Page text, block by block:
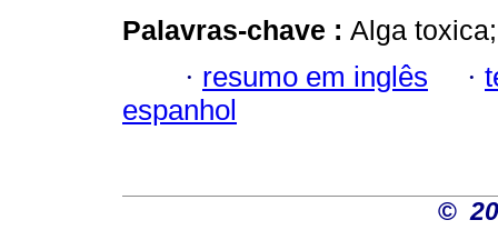
Palavras-chave : Alga
· resumo em inglês ·
espanhol
©